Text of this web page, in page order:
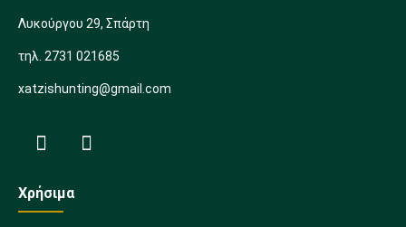
Λυκούργου 29, Σπάρτη
τηλ. 2731 021685
xatzishunting@gmail.com
Χρήσιμα